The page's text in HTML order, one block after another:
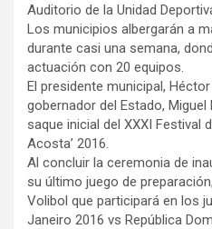
Auditorio de la Unidad
Los municipios albergarán a
durante casi una semana,
actuación con 20 equipos.
El presidente municipal,
gobernador del Estado,
saque inicial del XXXI Festival
Acosta’ 2016.
Al concluir la ceremonia de
su último juego de
Volibol que participará en los
Janeiro 2016 vs República